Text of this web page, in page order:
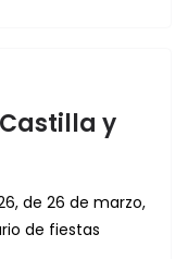
y
de 26 de marzo,
de fiestas